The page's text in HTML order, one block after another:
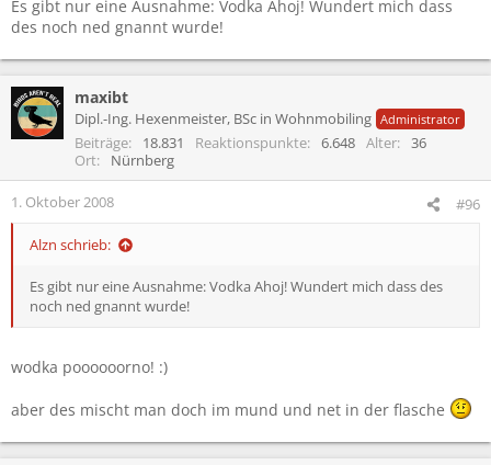
Es gibt nur eine Ausnahme: Vodka Ahoj! Wundert mich dass
des noch ned gnannt wurde!
maxibt
Dipl.-Ing. Hexenmeister, BSc in Wohnmobiling Administrator
Beiträge 18.831 Reaktionspunkte 6.648 Alter
36
Ort
Nürnberg
1. Oktober 2008 #96
Alzn schrieb:
Es gibt nur eine Ausnahme: Vodka Ahoj! Wundert mich dass des
noch ned gnannt wurde!
wodka poooooorno! :)
aber des mischt man doch im mund und net in der flasche